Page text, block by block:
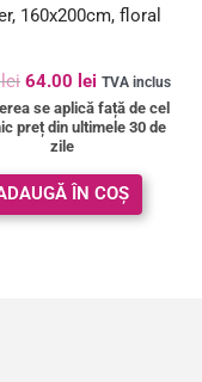
160x200cm, floral
lei 64.00 lei TVA inclus
se aplică față de cel
preț din ultimele 30 de
zile
ÎN COȘ